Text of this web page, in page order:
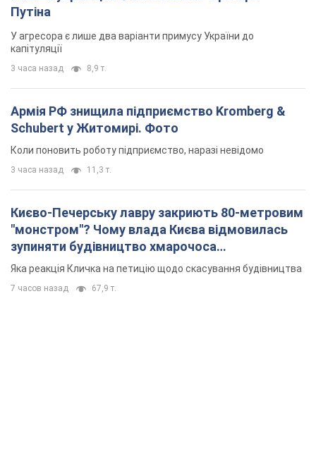
Путіна
У агресора є лише два варіанти примусу України до
капітуляції
3 часа назад 8,9 т.
Армія РФ знищила підприємство Kromberg &
Schubert у Житомирі. Фото
Коли поновить роботу підприємство, наразі невідомо
3 часа назад 11,3 т.
Києво-Печерську лавру закриють 80-метровим
"монстром"? Чому влада Києва відмовилась
зупиняти будівництво хмарочоса
"московського вірянина"
Яка реакція Кличка на петицію щодо скасування будівництва
7 часов назад 67,9 т.